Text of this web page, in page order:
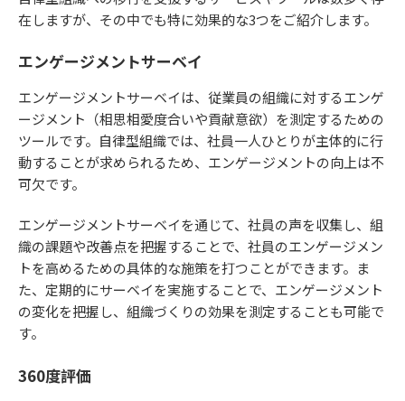
在しますが、その中でも特に効果的な3つをご紹介します。
エンゲージメントサーベイ
エンゲージメントサーベイは、従業員の組織に対するエンゲ
ージメント（相思相愛度合いや貢献意欲）を測定するための
ツールです。自律型組織では、社員一人ひとりが主体的に行
動することが求められるため、エンゲージメントの向上は不
可欠です。
エンゲージメントサーベイを通じて、社員の声を収集し、組
織の課題や改善点を把握することで、社員のエンゲージメン
トを高めるための具体的な施策を打つことができます。ま
た、定期的にサーベイを実施することで、エンゲージメント
の変化を把握し、組織づくりの効果を測定することも可能で
す。
360度評価